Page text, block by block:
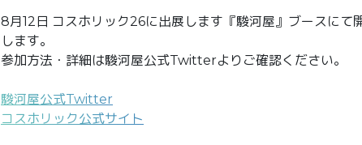
8月12日 コスホリック26に出展します『駿河屋』ブースに
します。
参加方法・詳細は駿河屋公式Twitterよりご確認ください。
駿河屋公式Twitter
コスホリック公式サイト